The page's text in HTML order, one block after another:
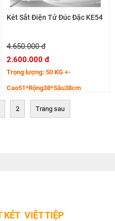
Két Sắt Điện Tử Đúc Đặc KE54
4.650.000 đ
2.600.000 đ
Trọng lượng: 50 KG +-
Cao51*Rộng38*Sâu38cm
2 Trang sau
KÉT VIỆT TIỆP